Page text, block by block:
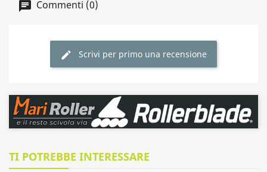
Commenti (0)
Scrivi per primo una recensione
TI POTREBBE INTERESSARE